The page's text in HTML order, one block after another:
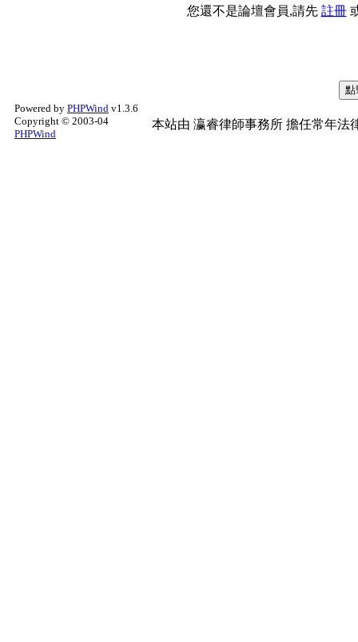
您還不是論壇會員,請先 註冊
Powered by PHPWind v1.3.6
Copyright © 2003-04
PHPWind
本站由 瀛睿律師事務所 擔任常年法